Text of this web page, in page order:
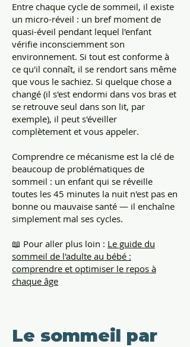
Entre chaque cycle de sommeil, il existe
un micro-réveil : un bref moment de
quasi-éveil pendant lequel l'enfant
vérifie inconsciemment son
environnement. Si tout est conforme à
ce qu'il connaît, il se rendort sans même
que vous le sachiez. Si quelque chose a
changé (il s'est endormi dans vos bras et
se retrouve seul dans son lit, par
exemple), il peut s'éveiller
complètement et vous appeler.
Comprendre ce mécanisme est la clé de
beaucoup de problématiques de
sommeil : un enfant qui se réveille
toutes les 45 minutes la nuit n'est pas en
bonne ou mauvaise santé — il enchaîne
simplement mal ses cycles.
📖 Pour aller plus loin : Le guide du
sommeil de l'adulte au bébé :
comprendre et optimiser le repos à
chaque âge
Le sommeil par